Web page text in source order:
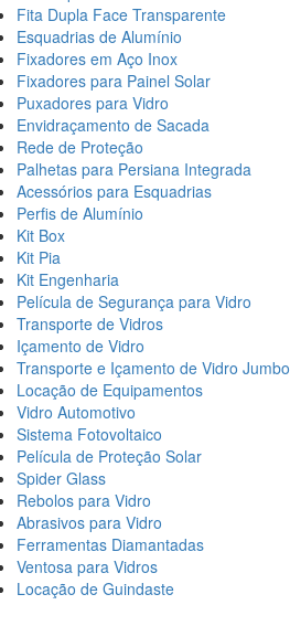
Fita Dupla Face Transparente
Esquadrias de Alumínio
Fixadores em Aço Inox
Fixadores para Painel Solar
Puxadores para Vidro
Envidraçamento de Sacada
Rede de Proteção
Palhetas para Persiana Integrada
Acessórios para Esquadrias
Perfis de Alumínio
Kit Box
Kit Pia
Kit Engenharia
Película de Segurança para Vidro
Transporte de Vidros
Içamento de Vidro
Transporte e Içamento de Vidro Jumbo
Locação de Equipamentos
Vidro Automotivo
Sistema Fotovoltaico
Película de Proteção Solar
Spider Glass
Rebolos para Vidro
Abrasivos para Vidro
Ferramentas Diamantadas
Ventosa para Vidros
Locação de Guindaste